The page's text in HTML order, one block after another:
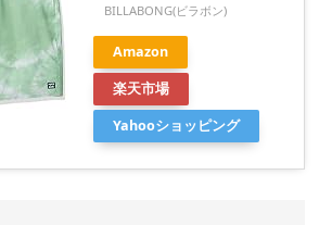
BILLABONG(ビラボン)
Amazon
楽天市場
Yahooショッピング